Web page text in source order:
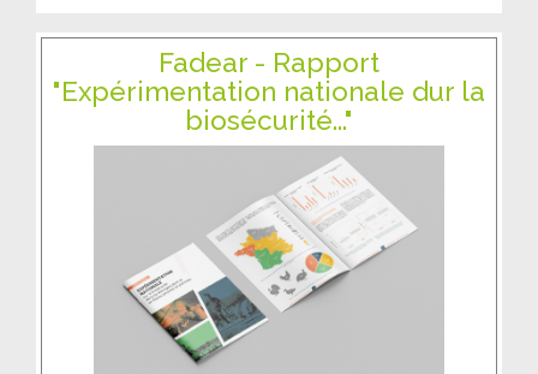
Fadear - Rapport
"Expérimentation nationale dur la
biosécurité..."